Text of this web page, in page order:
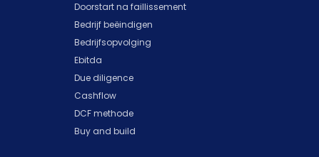
Doorstart na faillissement
Bedrijf beëindigen
Bedrijfsopvolging
Ebitda
Due diligence
Cashflow
DCF methode
Buy and build